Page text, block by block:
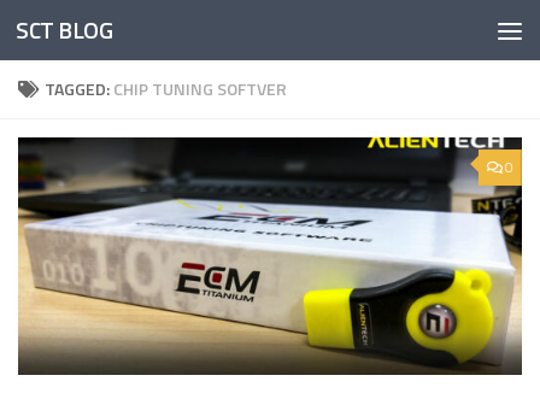
Skip to content
SCT BLOG
TAGGED:CHIP TUNING SOFTVER
0